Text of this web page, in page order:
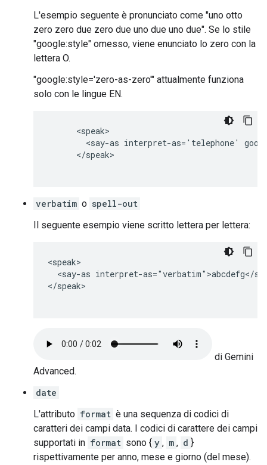
L'esempio seguente è pronunciato come "uno otto
zero zero due zero due uno due uno due". Se lo stile
"google:style" omesso, viene enunciato lo zero con la
lettera O.
"google:style='zero-as-zero'" attualmente funziona
solo con le lingue EN.
      <speak>
<say-as interpret-as='telephone'
      </speak>
verbatim o spell-out
Il seguente esempio viene scritto lettera per lettera:
<speak>
<say-as interpret-as="verbatim">abcdefg</
</speak>
di Gemini
Advanced.
date
L'attributo format è una sequenza di codici di
caratteri dei campi data. I codici di carattere dei campi
supportati in format sono { y , m , d }
rispettivamente per anno, mese e giorno (del mese).